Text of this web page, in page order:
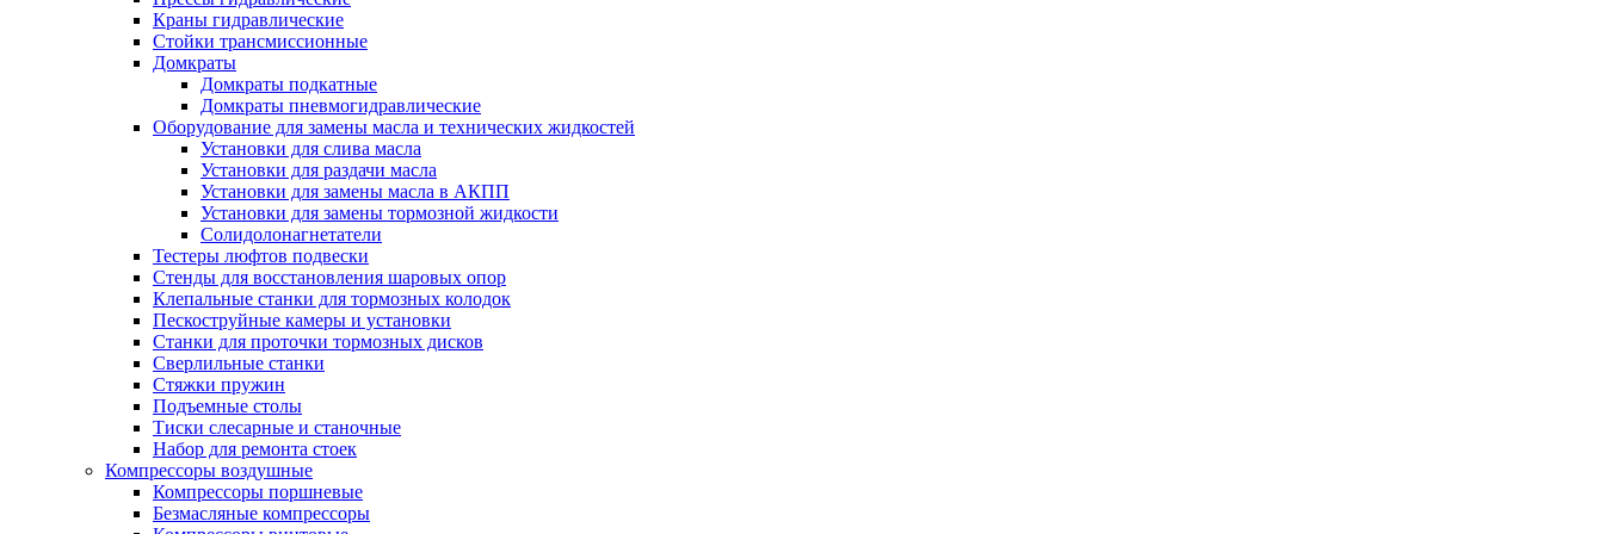
Краны гидравлические
Стойки трансмиссионные
Домкраты
Домкраты подкатные
Домкраты пневмогидравлические
Оборудование для замены масла и технических жидкостей
Установки для слива масла
Установки для раздачи масла
Установки для замены масла в АКПП
Установки для замены тормозной жидкости
Солидолонагнетатели
Тестеры люфтов подвески
Стенды для восстановления шаровых опор
Клепальные станки для тормозных колодок
Пескоструйные камеры и установки
Станки для проточки тормозных дисков
Сверлильные станки
Стяжки пружин
Подъемные столы
Тиски слесарные и станочные
Набор для ремонта стоек
Компрессоры воздушные
Компрессоры поршневые
Безмасляные компрессоры